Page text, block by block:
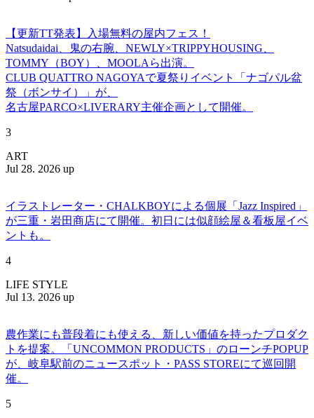
【更新TT発表】入場無料の屋内フェス！
Natsudaidai、鬼の右腕、NEWLY×TRIPPYHOUSING、
TOMMY（BOY）、MOOLAら出演。
CLUB QUATTRO NAGOYAで夏祭りイベント「ナゴパル盆
祭（ボンサイ）」が、
名古屋PARCO×LIVERARY主催企画として開催。
3
ART
Jul 28. 2026 up
イラストレーター・CHALKBOYによる個展「Jazz Inspired」
が三重・岩田商店にて開催。初日には似顔絵屋＆看板屋イベ
ントも。
4
LIFE STYLE
Jul 13. 2026 up
農作業にも普段着にも使える、新しい価値を持ったプロダク
トを提案。「UNCOMMON PRODUCTS」のローンチPOPUP
が、岐阜駅前のニュースポット・PASS STOREにて巡回開
催。
5